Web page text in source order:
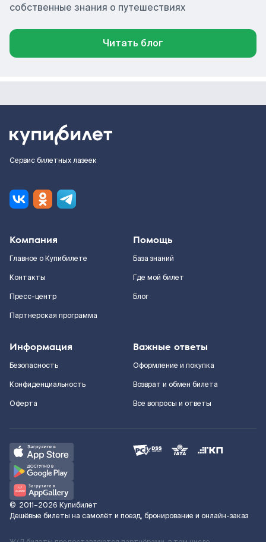
собственные знания о путешествиях
Читать блог
Сервис билетных лазеек
Компания
Главное о Купибилете
Контакты
Пресс-центр
Партнерская программа
Помощь
База знаний
Где мой билет
Блог
Информация
Безопасность
Конфиденциальность
Оферта
Важные ответы
Оформление и покупка
Возврат и обмен билета
Все вопросы и ответы
© 2011–2026 Купибилет
Дешёвые билеты на самолёт и поезд, бронирование и онлайн-заказ